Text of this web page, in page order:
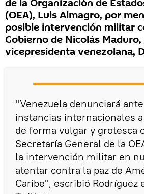
de la Organización de
(OEA), Luis Almagro, por
posible intervención militar
Gobierno de Nicolás
vicepresidenta venezolana,
"Venezuela denunciará
instancias internacionales
de forma vulgar y grotesca
Secretaría General de la
la intervención militar en
atentar contra la paz de
Caribe", escribió Rodríguez